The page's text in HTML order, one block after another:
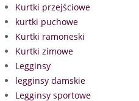
Kurtki przejściowe
kurtki puchowe
Kurtki ramoneski
Kurtki zimowe
Legginsy
legginsy damskie
Legginsy sportowe